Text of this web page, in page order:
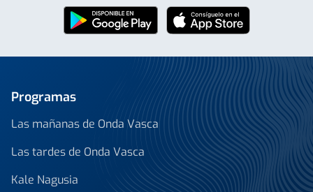
Programas
Las mañanas de Onda Vasca
Las tardes de Onda Vasca
Kale Nagusia